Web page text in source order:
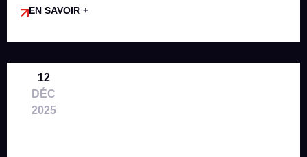
EN SAVOIR +
12
DÉC
2025